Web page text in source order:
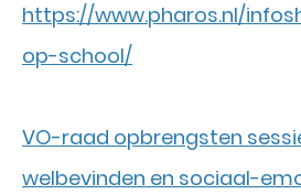
https://www.pharos.nl/
op-school/
VO-raad opbrengsten
welbevinden en sociaal-